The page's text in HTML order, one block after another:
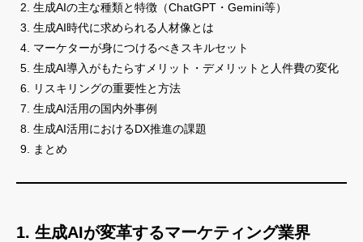
生成AIの主な種類と特徴（ChatGPT・Gemini等）
生成AI時代に求められる人材像とは
マーケターが身につけるべきスキルセット
生成AI導入がもたらすメリット・デメリットと人件費の変化
リスキリングの重要性と方法
生成AI活用の国内外事例
生成AI活用におけるDX推進の課題
まとめ
1. 生成AIが変革するマーケティング業界